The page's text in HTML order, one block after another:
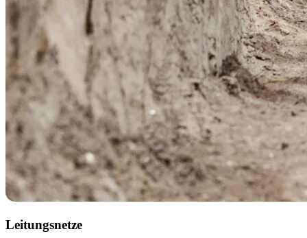
Leitungsnetze